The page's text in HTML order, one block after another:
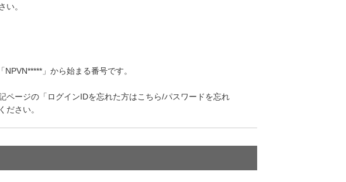
い。
」から始まる番号です。
ページの「ログインIDを忘れた方はこちら/パスワードを忘れ
ださい。